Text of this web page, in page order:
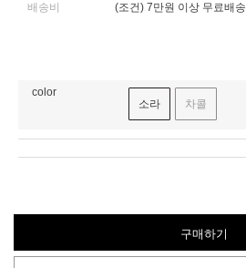
배송비 (조건) 7만원 이상 무료배송
color
소라
차콜
구매하기